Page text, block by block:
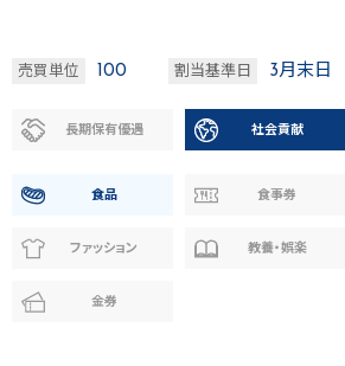
売買単位 100 割当基準日 3月末日
長期保有優遇 社会貢献
食品 食事券
ファッション 教養・娯楽
金券